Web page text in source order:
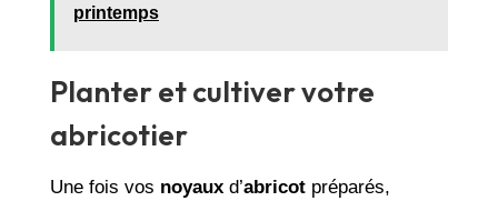
printemps
Planter et cultiver votre
abricotier
Une fois vos noyauxd’abricotpréparés,